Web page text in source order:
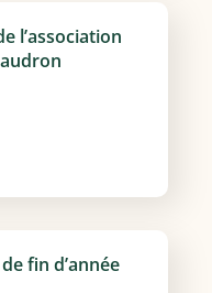
l’association
fin d’année